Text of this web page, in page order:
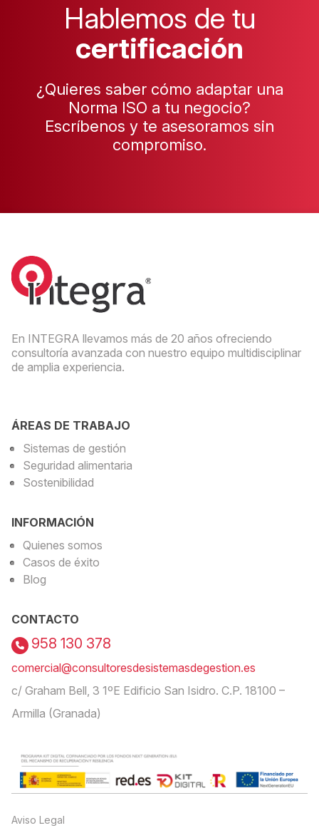
Hablemos de tu
certificación
¿Quieres saber cómo adaptar una
Norma ISO a tu negocio?
Escríbenos y te asesoramos sin
compromiso.
En INTEGRA llevamos más de 20 años ofreciendo
consultoría avanzada con nuestro equipo multidisciplinar
de amplia experiencia.
ÁREAS DE TRABAJO
Sistemas de gestión
Seguridad alimentaria
Sostenibilidad
INFORMACIÓN
Quienes somos
Casos de éxito
Blog
CONTACTO
958 130 378
comercial@consultoresdesistemasdegestion.es
c/ Graham Bell, 3 1ºE Edificio San Isidro. C.P. 18100 –
Armilla (Granada)
Aviso Legal